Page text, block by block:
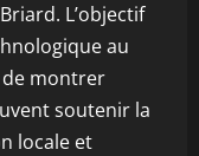
L’objectif
au
montrer
soutenir la
locale et